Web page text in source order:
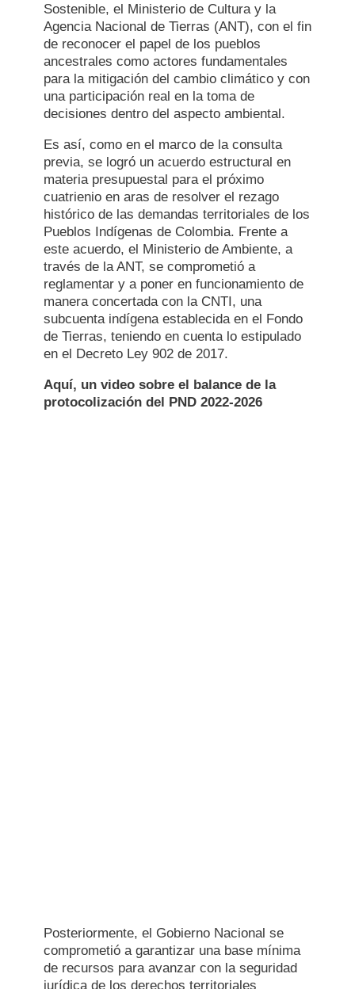
Sostenible, el Ministerio de Cultura y la
Agencia Nacional de Tierras (ANT), con el fin
de reconocer el papel de los pueblos
ancestrales como actores fundamentales
para la mitigación del cambio climático y con
una participación real en la toma de
decisiones dentro del aspecto ambiental.
Es así, como en el marco de la consulta
previa, se logró un acuerdo estructural en
materia presupuestal para el próximo
cuatrienio en aras de resolver el rezago
histórico de las demandas territoriales de los
Pueblos Indígenas de Colombia. Frente a
este acuerdo, el Ministerio de Ambiente, a
través de la ANT, se comprometió a
reglamentar y a poner en funcionamiento de
manera concertada con la CNTI, una
subcuenta indígena establecida en el Fondo
de Tierras, teniendo en cuenta lo estipulado
en el Decreto Ley 902 de 2017.
Aquí, un video sobre el balance de la
protocolización del PND 2022-2026
Posteriormente, el Gobierno Nacional se
comprometió a garantizar una base mínima
de recursos para avanzar con la seguridad
jurídica de los derechos territoriales